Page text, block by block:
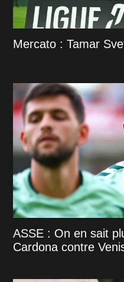
Mercato : Tamar
ASSE : On en sait
Cardona contre